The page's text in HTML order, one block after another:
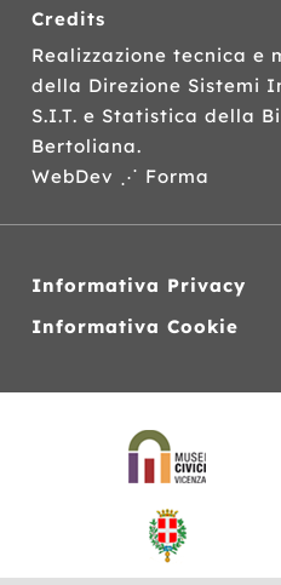
Credits
Realizzazione tecnica e
della Direzione Sistemi
S.I.T. e Statistica della
Bertoliana.
WebDev ⋰ Forma
Informativa Privacy
Informativa Cookie